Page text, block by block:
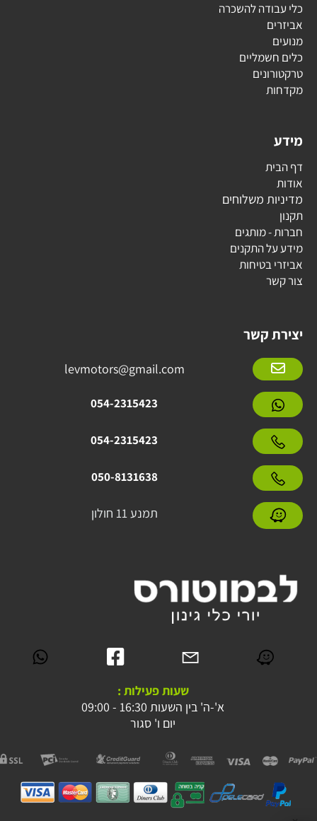
כלי עבודה להשכרה
אביזרים
מנועים
כלים חשמליים
טרקטורונים
מקדחות
מידע
דף הבית
אודות
מדיניות משלוחים
תקנון
חברות - מותגים
מידע על התקנים
אביזרי בטיחות
צור קשר
יצירת קשר
levmotors@gmail.com
054-2315423
054-2315423
050-8131638
תמנע 11 חולון
שעות פעילות :
א'-ה' בין השעות 16:30 - 09:00
יום ו' סגור